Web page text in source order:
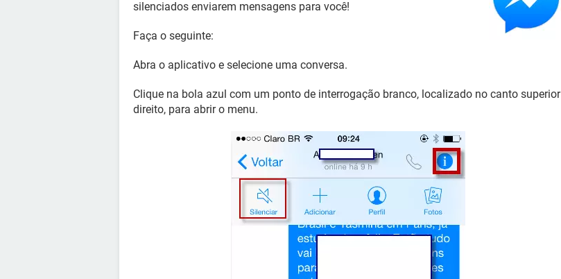
silenciados enviarem mensagens para você!
Faça o seguinte:
Abra o aplicativo e selecione uma conversa.
Clique na bola azul com um ponto de interrogação branco, localizado no canto superior
direito, para abrir o menu.